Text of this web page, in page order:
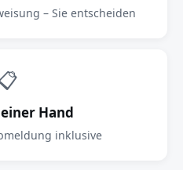
– Sie entscheiden
Hand
inklusive